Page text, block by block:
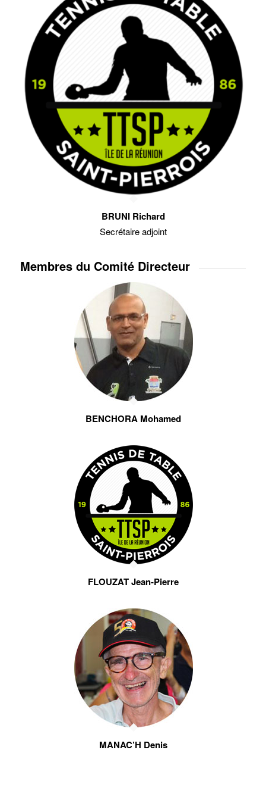
BRUNI Richard
Secrétaire adjoint
Membres du Comité Directeur
BENCHORA Mohamed
FLOUZAT Jean-Pierre
MANAC’H Denis